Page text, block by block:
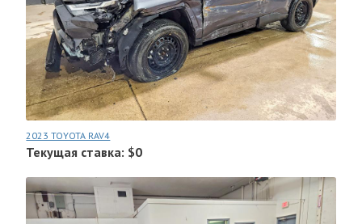
2023 TOYOTA RAV4
Текущая ставка: $0